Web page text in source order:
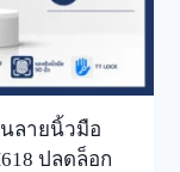
ลายนิ้วมือ
ปลดล็อก